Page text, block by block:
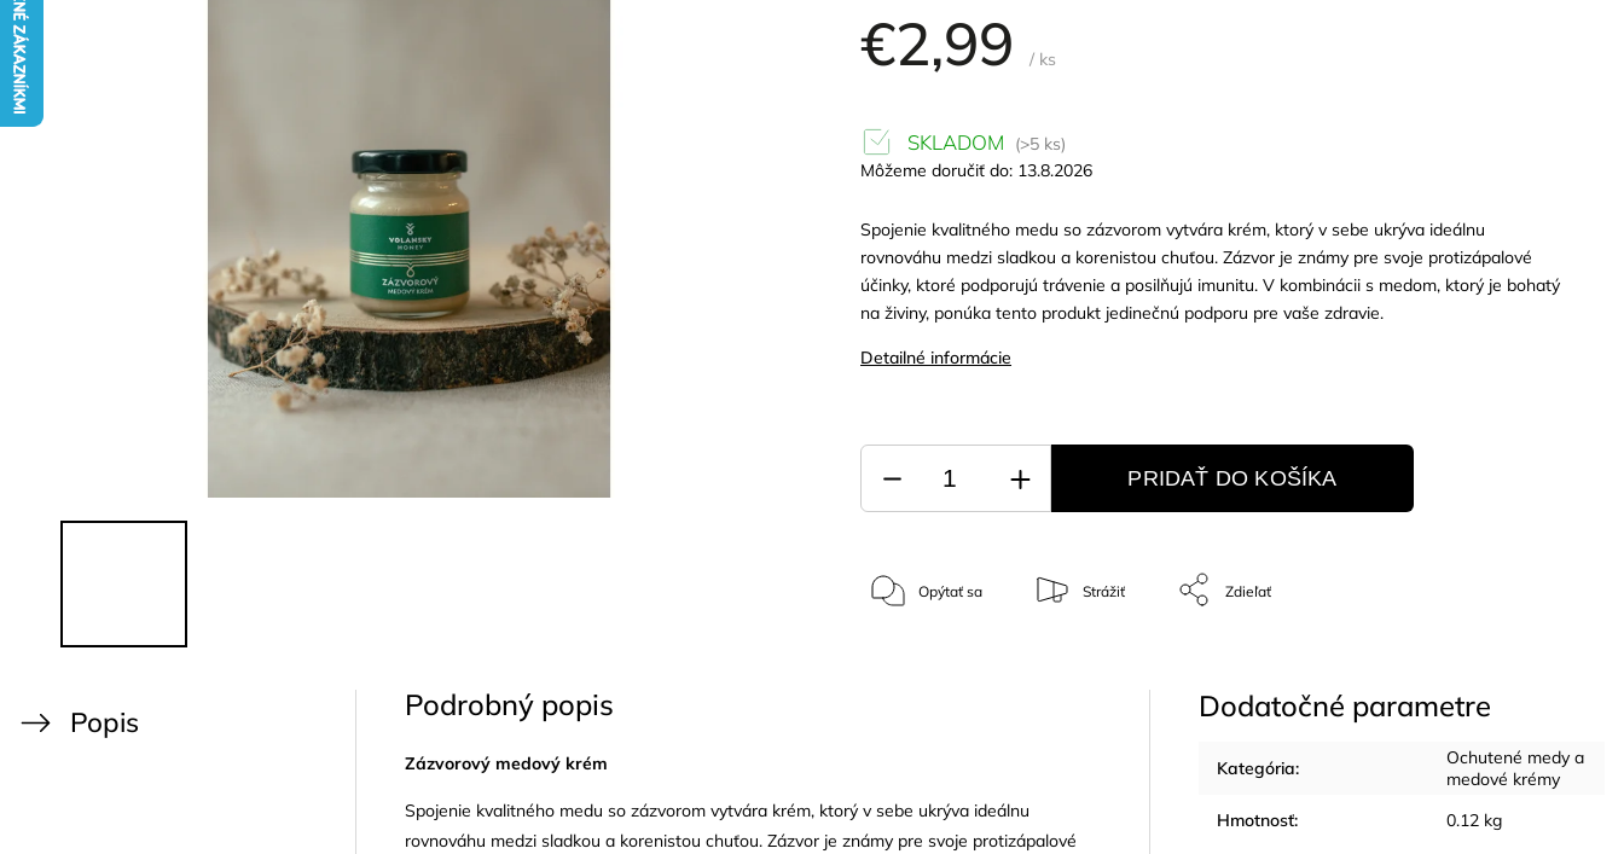
€2,99/ ks
Spojenie kvalitného medu so zázvorom vytvára krém, ktorý v sebe ukrýva ideálnu
rovnováhu medzi sladkou a korenistou chuťou. Zázvor je známy pre svoje protizápalové
účinky, ktoré podporujú trávenie a posilňujú imunitu. V kombinácii s medom, ktorý je bohatý
na živiny, ponúka tento produkt jedinečnú podporu pre vaše zdravie.
Detailné informácie
SKLADOM
(>5 ks)
Môžeme doručiť do: 13.8.2026
PRIDAŤ DO KOŠÍKA
Opýtať sa Strážiť Zdieľať
Popis Podrobný popis
Zázvorový medový krém
Spojenie kvalitného medu so zázvorom vytvára krém, ktorý v sebe ukrýva ideálnu
rovnováhu medzi sladkou a korenistou chuťou. Zázvor je známy pre svoje protizápalové
Dodatočné parametre
Kategória:
Ochutené medy a
medové krémy
Hmotnosť: 0.12 kg